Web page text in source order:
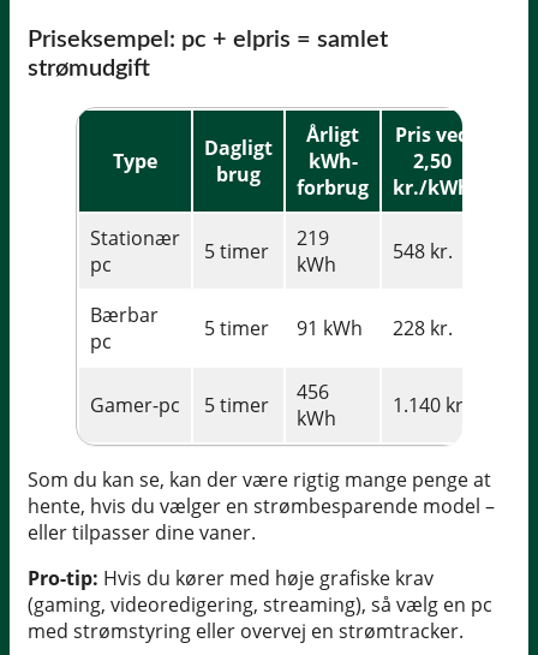
Priseksempel: pc + elpris = samlet
strømudgift
Type
Dagligt
brug
Årligt
kWh-
forbrug
Pris ved
2,50
kr./kWh
Stationær
pc
5 timer
219
kWh
548 kr.
Bærbar
pc
5 timer 91 kWh 228 kr.
Gamer-pc 5 timer
456
kWh
1.140 kr.
Som du kan se, kan der være rigtig mange penge at
hente, hvis du vælger en strømbesparende model –
eller tilpasser dine vaner.
Pro-tip: Hvis du kører med høje grafiske krav
(gaming, videoredigering, streaming), så vælg en pc
med strømstyring eller overvej en strømtracker.